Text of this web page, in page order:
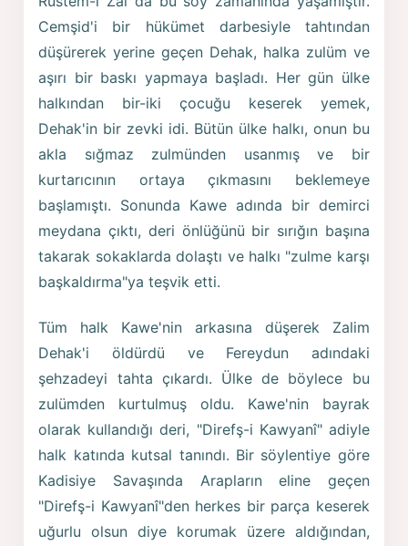
Cemşid'i bir hükümet darbesiyle tahtından
düşürerek yerine geçen Dehak, halka zulüm ve
aşırı bir baskı yapmaya başladı. Her gün ülke
halkından bir-iki çocuğu keserek yemek,
Dehak'in bir zevki idi. Bütün ülke halkı, onun bu
akla sığmaz zulmünden usanmış ve bir
kurtarıcının ortaya çıkmasını beklemeye
başlamıştı. Sonunda Kawe adında bir demirci
meydana çıktı, deri önlüğünü bir sırığın başına
takarak sokaklarda dolaştı ve halkı "zulme karşı
başkaldırma"ya teşvik etti.
Tüm halk Kawe'nin arkasına düşerek Zalim
Dehak'i öldürdü ve Fereydun adındaki
şehzadeyi tahta çıkardı. Ülke de böylece bu
zulümden kurtulmuş oldu. Kawe'nin bayrak
olarak kullandığı deri, "Direfş-i Kawyanî" adiyle
halk katında kutsal tanındı. Bir söylentiye göre
Kadisiye Savaşında Arapların eline geçen
"Direfş-i Kawyanî"den herkes bir parça keserek
uğurlu olsun diye korumak üzere aldığından,